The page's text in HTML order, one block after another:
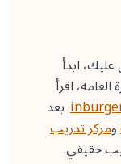
ابدأ
العامة، اقرأ
. بعد
ومركز تدريب
حقيقي.